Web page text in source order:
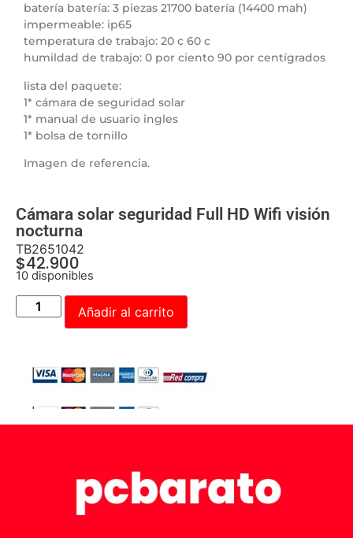
batería batería: 3 piezas 21700 batería (14400 mah)
impermeable: ip65
temperatura de trabajo: 20 c 60 c
humildad de trabajo: 0 por ciento 90 por centígrados
lista del paquete:
1* cámara de seguridad solar
1* manual de usuario ingles
1* bolsa de tornillo
Imagen de referencia.
Cámara solar seguridad Full HD Wifi visión
nocturna
TB2651042
$42.900
10 disponibles
Añadir al carrito